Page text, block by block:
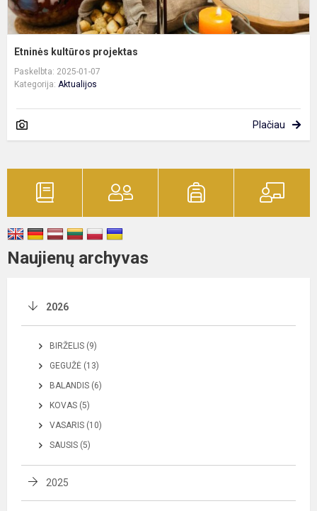
Etninės kultūros projektas
Paskelbta: 2025-01-07
Kategorija: Aktualijos
Plačiau
Naujienų archyvas
2026
BIRŽELIS (9)
GEGUŽĖ (13)
BALANDIS (6)
KOVAS (5)
VASARIS (10)
SAUSIS (5)
2025